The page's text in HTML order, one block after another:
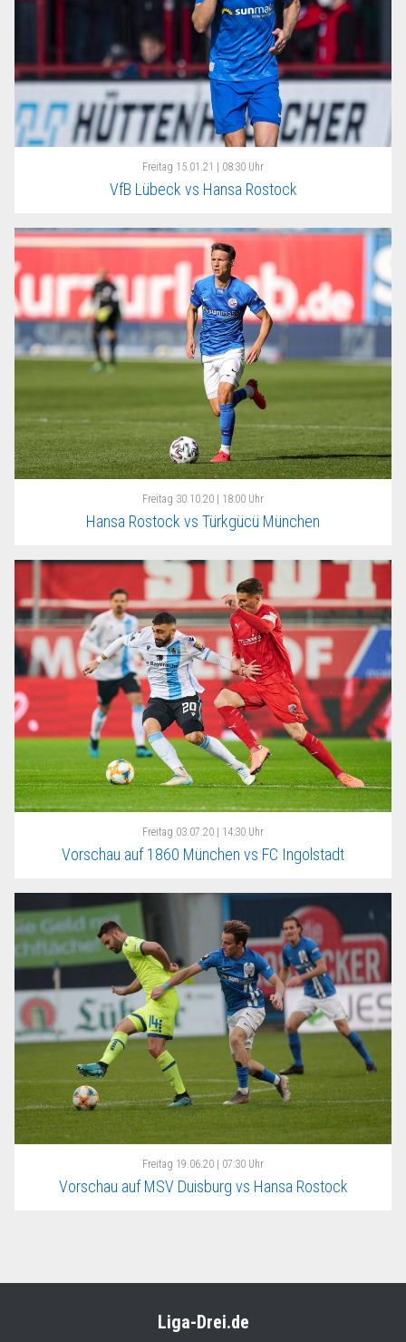
Freitag 15.01.21 | 08:30 Uhr
VfB Lübeck vs Hansa Rostock
Freitag 30.10.20 | 18:00 Uhr
Hansa Rostock vs Türkgücü München
Freitag 03.07.20 | 14:30 Uhr
Vorschau auf 1860 München vs FC Ingolstadt
Freitag 19.06.20 | 07:30 Uhr
Vorschau auf MSV Duisburg vs Hansa Rostock
Liga-Drei.de